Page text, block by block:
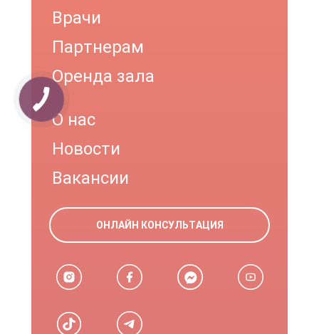
Врачи
Партнерам
Оренда зала
О нас
Новости
Вакансии
ОНЛАЙН КОНСУЛЬТАЦИЯ